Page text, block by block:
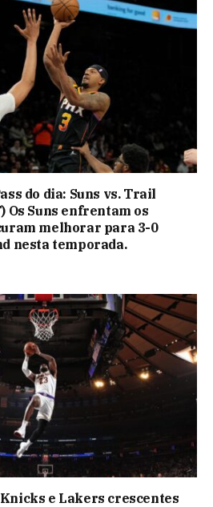
do dia: Suns vs. Trail
Os Suns enfrentam os
melhorar para 3-0
nesta temporada.
Knicks e Lakers crescentes